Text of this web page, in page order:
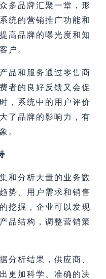
多品牌汇聚一堂，形
统的营销推广功能和
高品牌的曝光度和知
户。
品和服务通过零售商
者的良好反馈又会促
，系统中的用户评价
了品牌的影响力，有
。
和分析大量的业务数
势、用户需求和销售
挖掘，企业可以发现
品结构，调整营销策
分析结果，供应商、
更加科学、准确的决